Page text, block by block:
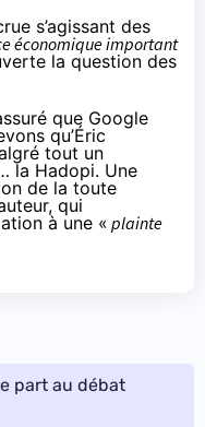
s’agissant des
économique important
la question des
que Google
qu’Éric
tout un
la Hadopi. Une
de la toute
qui
à une « plainte
part au débat